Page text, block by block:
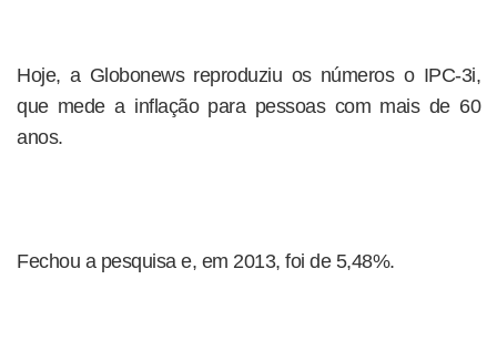
Hoje, a Globonews reproduziu os números o IPC-3i,
que mede a inflação para pessoas com mais de 60
anos.
Fechou a pesquisa e, em 2013, foi de 5,48%.